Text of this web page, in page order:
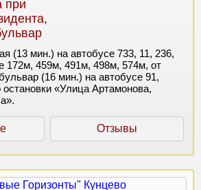
при
(13 мин.) на автобусе 733, 11, 236,
172м, 459м, 491м, 498м, 574м, от
(16 мин.) на автобусе 91,
«Улица Артамонова,
Отзывы